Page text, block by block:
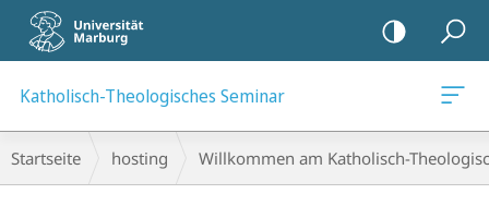
Mobile-
Navigation
Katholisch-Theologisches Seminar
Breadcrumb-
Navigation
Startseite hosting Willkommen am Katholisch-